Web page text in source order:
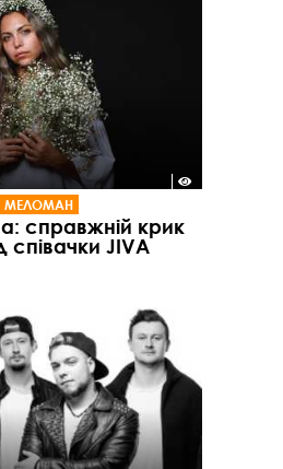
МЕЛОМАН
справжній крик
співачки JIVA